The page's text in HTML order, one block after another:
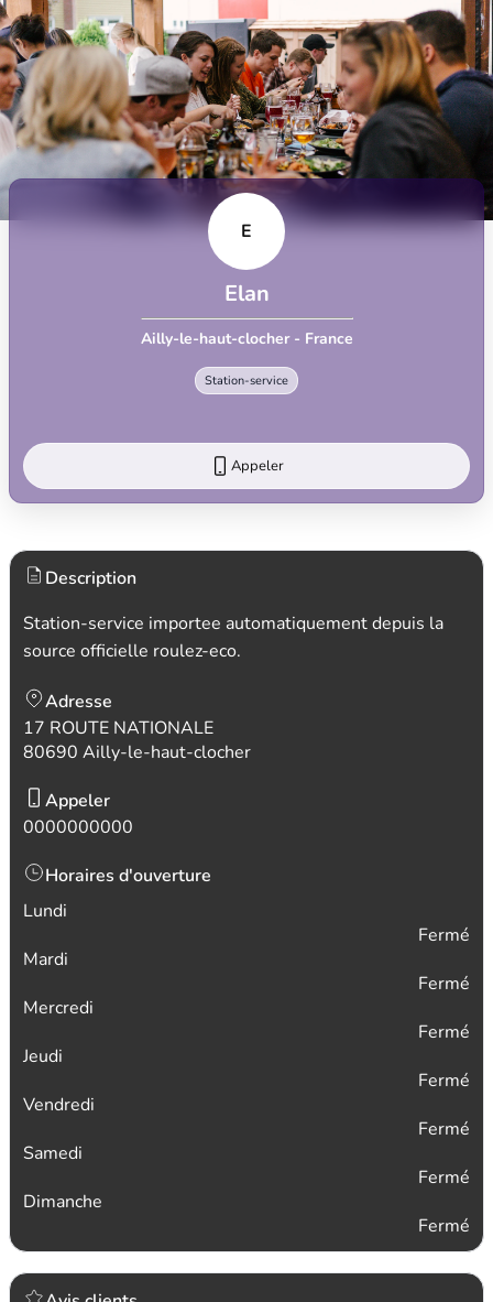
E
Elan
Ailly-le-haut-clocher - France
Station-service
Appeler
Description
Station-service importee automatiquement depuis la
source officielle roulez-eco.
Adresse
17 ROUTE NATIONALE
80690 Ailly-le-haut-clocher
Appeler
0000000000
Horaires d'ouverture
Lundi
Fermé
Mardi
Fermé
Mercredi
Fermé
Jeudi
Fermé
Vendredi
Fermé
Samedi
Fermé
Dimanche
Fermé